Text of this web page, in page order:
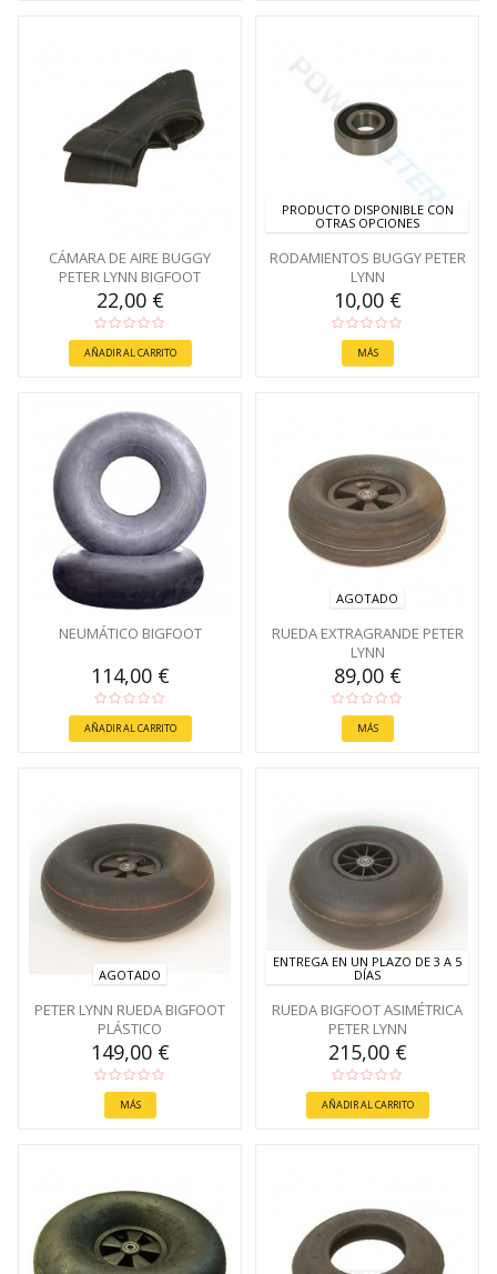
CÁMARA DE AIRE BUGGY
PETER LYNN BIGFOOT
22,00 €
AÑADIR AL CARRITO
PRODUCTO DISPONIBLE CON
OTRAS OPCIONES
RODAMIENTOS BUGGY PETER
LYNN
10,00 €
MÁS
NEUMÁTICO BIGFOOT
114,00 €
AÑADIR AL CARRITO
AGOTADO
RUEDA EXTRAGRANDE PETER
LYNN
89,00 €
MÁS
AGOTADO
PETER LYNN RUEDA BIGFOOT
PLÁSTICO
149,00 €
MÁS
ENTREGA EN UN PLAZO DE 3 A 5
DÍAS
RUEDA BIGFOOT ASIMÉTRICA
PETER LYNN
215,00 €
AÑADIR AL CARRITO